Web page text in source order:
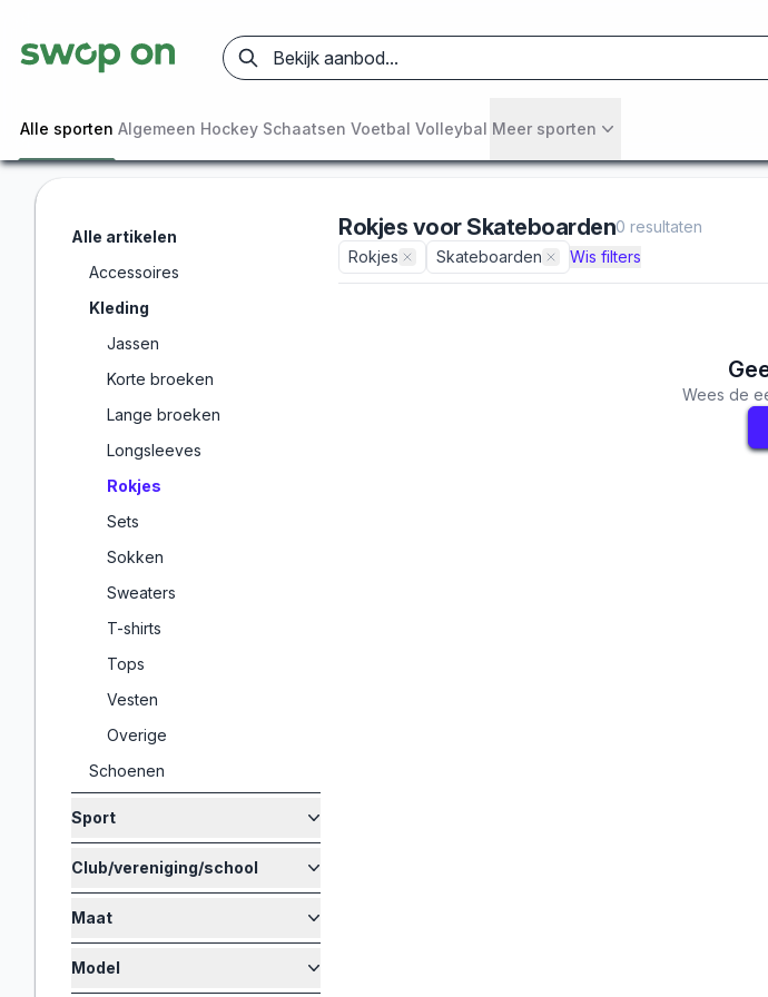
Alle sporten Algemeen Hockey Schaatsen Voetbal Volleybal Meer sporten
Alle artikelen
Accessoires
Kleding
Jassen
Korte broeken
Lange broeken
Longsleeves
Rokjes
Sets
Sokken
Sweaters
T-shirts
Tops
Vesten
Overige
Schoenen
Sport
Club/vereniging/school
Maat
Model
Rokjes voor Skateboarden0 resultaten
Rokjes
Skateboarden Wis filters
Wees de